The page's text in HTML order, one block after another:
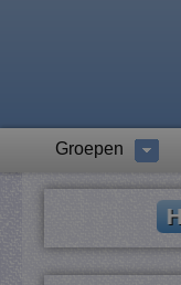
Groepen